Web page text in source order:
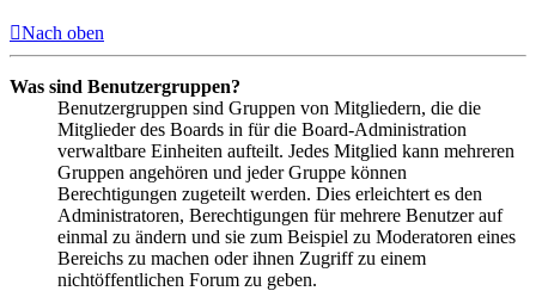
Nach oben
Was sind Benutzergruppen?
Benutzergruppen sind Gruppen von Mitgliedern, die die
Mitglieder des Boards in für die Board-Administration
verwaltbare Einheiten aufteilt. Jedes Mitglied kann mehreren
Gruppen angehören und jeder Gruppe können
Berechtigungen zugeteilt werden. Dies erleichtert es den
Administratoren, Berechtigungen für mehrere Benutzer auf
einmal zu ändern und sie zum Beispiel zu Moderatoren eines
Bereichs zu machen oder ihnen Zugriff zu einem
nichtöffentlichen Forum zu geben.